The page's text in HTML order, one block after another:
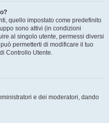
quello impostato come predefinito
sono attivi (in condizioni
al singolo utente, permessi diversi
permetterti di modificare il tuo
Controllo Utente.
e dei moderatori, dando